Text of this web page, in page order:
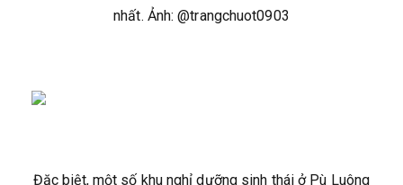
nhất. Ảnh: @trangchuot0903
Đặc biệt, một số khu nghỉ dưỡng sinh thái ở Pù Luông